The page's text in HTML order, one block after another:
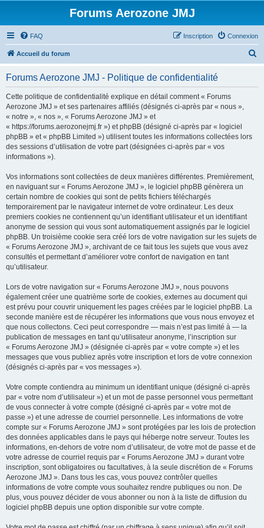
Forums Aerozone JMJ
FAQ Connexion
Inscription
Accueil du forum
Forums Aerozone JMJ - Politique de confidentialité
Cette politique de confidentialité explique en détail comment « Forums
Aerozone JMJ » et ses partenaires affiliés (désignés ci-après par « nous »,
« notre », « nos », « Forums Aerozone JMJ » et
« https://forums.aerozonejmj.fr ») et phpBB (désigné ci-après par « logiciel
phpBB » et « phpBB Limited ») utilisent toutes les informations collectées lors
des sessions d’utilisation de votre part (désignées ci-après par « vos
informations »).
Vos informations sont collectées de deux manières différentes. Premièrement,
en naviguant sur « Forums Aerozone JMJ », le logiciel phpBB génèrera un
certain nombre de cookies qui sont de petits fichiers téléchargés
temporairement par le navigateur internet de votre ordinateur. Les deux
premiers cookies ne contiennent qu’un identifiant utilisateur et un identifiant
anonyme de session qui vous sont automatiquement assignés par le logiciel
phpBB. Un troisième cookie sera créé lors de votre navigation sur les sujets de
« Forums Aerozone JMJ », archivant de ce fait tous les sujets que vous avez
consultés et permettant d’améliorer votre confort de navigation en tant
qu’utilisateur.
Lors de votre navigation sur « Forums Aerozone JMJ », nous pouvons
également créer une quatrième sorte de cookies, externes au document qui
est prévu pour couvrir uniquement les pages créées par le logiciel phpBB. La
seconde manière est de récupérer les informations que vous nous envoyez et
que nous collectons. Ceci peut correspondre — mais n’est pas limité à — la
publication de messages en tant qu’utilisateur anonyme, l’inscription sur
« Forums Aerozone JMJ » (désignée ci-après par « votre compte ») et les
messages que vous publiez après votre inscription et lors de votre connexion
(désignés ci-après par « vos messages »).
Votre compte contiendra au minimum un identifiant unique (désigné ci-après
par « votre nom d’utilisateur ») et un mot de passe personnel vous permettant
de vous connecter à votre compte (désigné ci-après par « votre mot de
passe ») et une adresse de courriel personnelle. Les informations de votre
compte sur « Forums Aerozone JMJ » sont protégées par les lois de protection
des données applicables dans le pays qui héberge notre serveur. Toutes les
informations, en-dehors de votre nom d’utilisateur, de votre mot de passe et de
votre adresse de courriel requis par « Forums Aerozone JMJ » durant votre
inscription, sont obligatoires ou facultatives, à la seule discrétion de « Forums
Aerozone JMJ ». Dans tous les cas, vous pouvez contrôler quelles
informations de votre compte vous souhaitez rendre publiques ou non. De
plus, vous pouvez décider de vous abonner ou non à la liste de diffusion du
logiciel phpBB depuis une option disponible sur votre compte.